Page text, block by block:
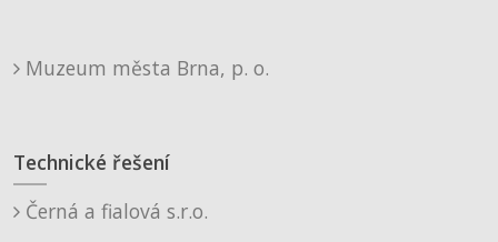
Muzeum města Brna, p. o.
Technické řešení
Černá a fialová s.r.o.